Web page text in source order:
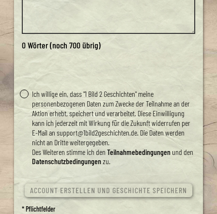
0Wörter (noch 700übrig)
Ich willige ein, dass "1 Bild 2 Geschichten" meine
personenbezogenen Daten zum Zwecke der Teilnahme an der
Aktion erhebt, speichert und verarbeitet. Diese Einwilligung
kann ich jederzeit mit Wirkung für die Zukunft widerrufen per
E-Mail an support@1bild2geschichten.de. Die Daten werden
nicht an Dritte weitergegeben.
Des Weiteren stimme ich den Teilnahmebedingungenund den
Datenschutzbedingungenzu.
* Pflichtfelder